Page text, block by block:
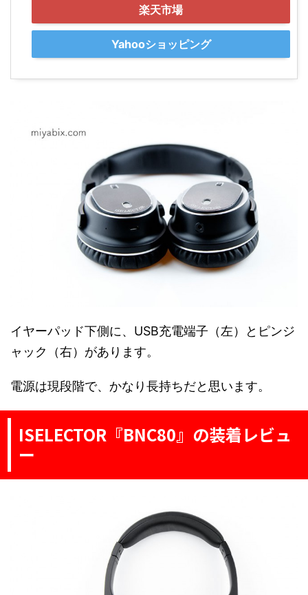
楽天市場
Yahooショッピング
イヤーパッド下側に、USB充電端子（左）とピンジ
ャック（右）があります。
電源は現段階で、かなり長持ちだと思います。
ISELECTOR『BNC80』の装着レビュ
ー